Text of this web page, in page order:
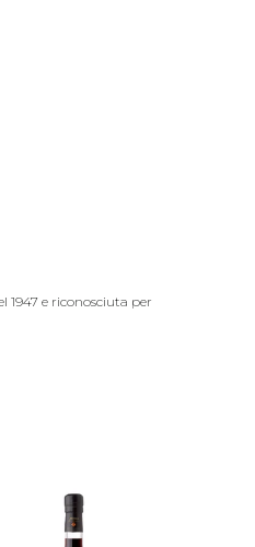
1947 e riconosciuta per